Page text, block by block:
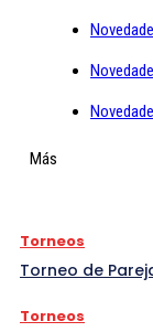
Más
Torneos
Torneo de
Torneos